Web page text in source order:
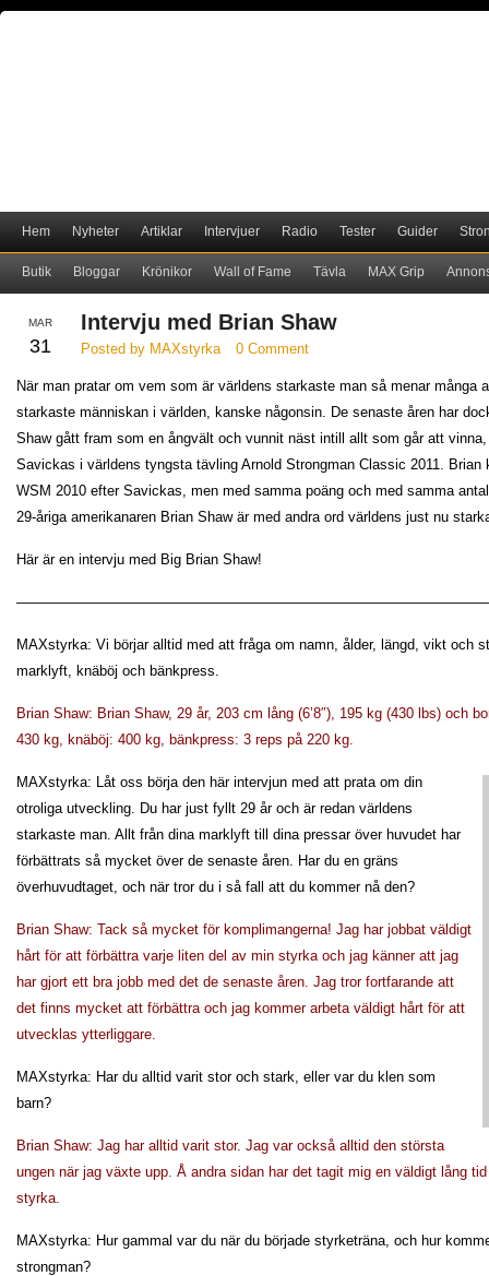
Hem Nyheter Artiklar Intervjuer Radio Tester Guider
Butik Bloggar Krönikor Wall of Fame Tävla MAX Grip
MAR
31
Intervju med Brian Shaw
Posted by MAXstyrka 0 Comment
När man pratar om vem som är världens starkaste man så menar många
starkaste människan i världen, kanske någonsin. De senaste åren har
Shaw gått fram som en ångvält och vunnit näst intill allt som går att
Savickas i världens tyngsta tävling Arnold Strongman Classic 2011. Brian
WSM 2010 efter Savickas, men med samma poäng och med samma
29-åriga amerikanaren Brian Shaw är med andra ord världens just nu
Här är en intervju med Big Brian Shaw!
MAXstyrka: Vi börjar alltid med att fråga om namn, ålder, längd, vikt och
marklyft, knäböj och bänkpress.
Brian Shaw: Brian Shaw, 29 år, 203 cm lång (6’8″), 195 kg (430 lbs) och
430 kg, knäböj: 400 kg, bänkpress: 3 reps på 220 kg.
MAXstyrka: Låt oss börja den här intervjun med att prata om din
otroliga utveckling. Du har just fyllt 29 år och är redan världens
starkaste man. Allt från dina marklyft till dina pressar över huvudet har
förbättrats så mycket över de senaste åren. Har du en gräns
överhuvudtaget, och när tror du i så fall att du kommer nå den?
Brian Shaw: Tack så mycket för komplimangerna! Jag har jobbat väldigt
hårt för att förbättra varje liten del av min styrka och jag känner att jag
har gjort ett bra jobb med det de senaste åren. Jag tror fortfarande att
det finns mycket att förbättra och jag kommer arbeta väldigt hårt för att
utvecklas ytterliggare.
MAXstyrka: Har du alltid varit stor och stark, eller var du klen som
barn?
Brian Shaw: Jag har alltid varit stor. Jag var också alltid den största
ungen när jag växte upp. Å andra sidan har det tagit mig en väldigt lång
styrka.
MAXstyrka: Hur gammal var du när du började styrketräna, och hur
strongman?